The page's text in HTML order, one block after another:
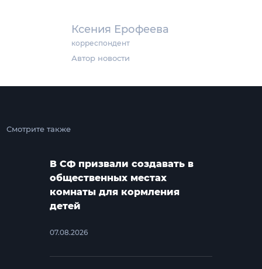
Ксения Ерофеева
корреспондент
Автор новости
Смотрите также
В СФ призвали создавать в
общественных местах
комнаты для кормления
детей
07.08.2026